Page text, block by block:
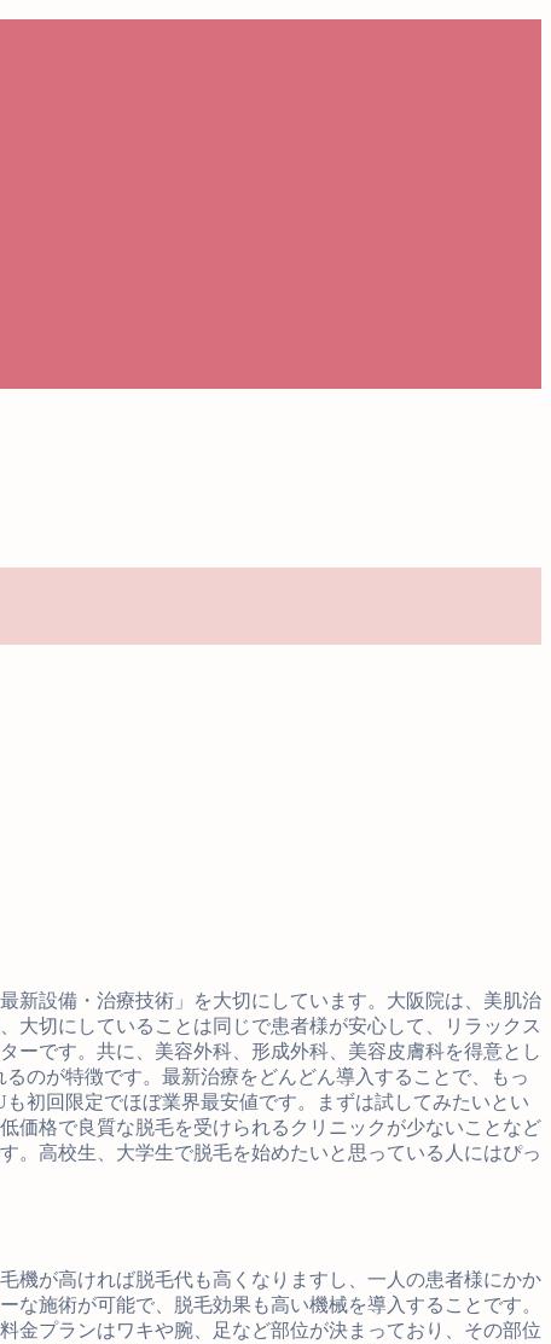
新設備・治療技術」を大切にしています。大阪院は、美肌治
大切にしていることは同じで患者様が安心して、リラックス
ーです。共に、美容外科、形成外科、美容皮膚科を得意とし
のが特徴です。最新治療をどんどん導入することで、もっ
初回限定でほぼ業界最安値です。まずは試してみたいとい
価格で良質な脱毛を受けられるクリニックが少ないことなど
。高校生、大学生で脱毛を始めたいと思っている人にはぴっ
機が高ければ脱毛代も高くなりますし、一人の患者様にかか
施術が可能で、脱毛効果も高い機械を導入することです。
金プランはワキや腕、足など部位が決まっており、その部位